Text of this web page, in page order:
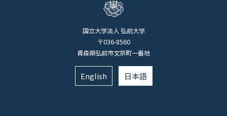
国立大学法人 弘前大学
〒036-8560
青森県弘前市文京町一番地
English 日本語